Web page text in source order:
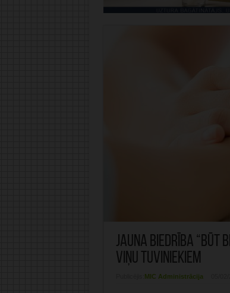
Jauna biedrība
viņu tuviniekiem
MIC Administrācija